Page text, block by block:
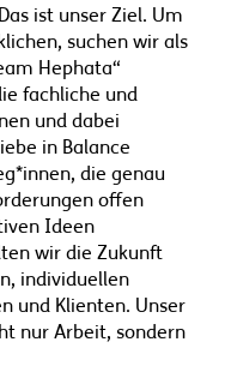
ist unser Ziel. Um
suchen wir als
Hephata“
fachliche und
und dabei
in Balance
die genau
offen
Ideen
wir die Zukunft
individuellen
und Klienten. Unser
nur Arbeit, sondern